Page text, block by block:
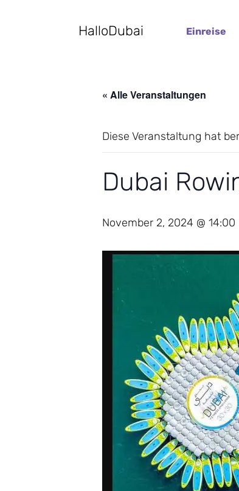
HalloDubai Einreise
« Alle Veranstaltungen
Diese Veranstaltung hat
Dubai
November 2, 2024 @ 14:00